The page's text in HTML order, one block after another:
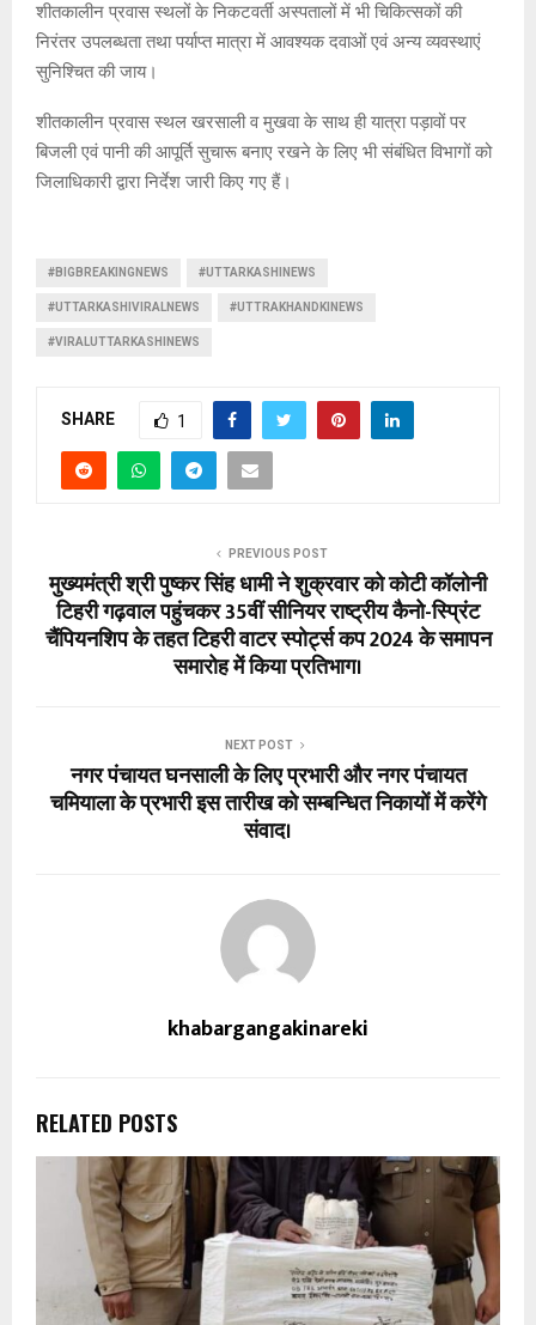
शीतकालीन प्रवास स्थलों के निकटवर्ती अस्पतालों में भी चिकित्सकों की
निरंतर उपलब्धता तथा पर्याप्त मात्रा में आवश्यक दवाओं एवं अन्य व्यवस्थाएं
सुनिश्चित की जाय।
शीतकालीन प्रवास स्थल खरसाली व मुखवा के साथ ही यात्रा पड़ावों पर
बिजली एवं पानी की आपूर्ति सुचारू बनाए रखने के लिए भी संबंधित विभागों को
जिलाधिकारी द्वारा निर्देश जारी किए गए हैं।
#BIGBREAKINGNEWS #UTTARKASHINEWS
#UTTARKASHIVIRALNEWS #UTTRAKHANDKINEWS
#VIRALUTTARKASHINEWS
SHARE 1
PREVIOUS POST
मुख्यमंत्री श्री पुष्कर सिंह धामी ने शुक्रवार को कोटी कॉलोनी
टिहरी गढ़वाल पहुंचकर 35वीं सीनियर राष्ट्रीय कैनो-स्प्रिंट
चैंपियनशिप के तहत टिहरी वाटर स्पोर्ट्स कप 2024 के समापन
समारोह में किया प्रतिभाग।
NEXT POST
नगर पंचायत घनसाली के लिए प्रभारी और नगर पंचायत
चमियाला के प्रभारी इस तारीख को सम्बन्धित निकायों में करेंगे
संवाद।
khabargangakinareki
RELATED POSTS